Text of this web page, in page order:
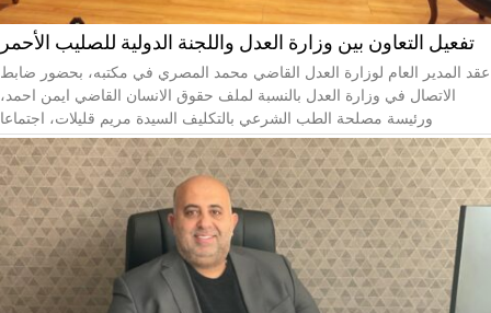
تفعيل التعاون بين وزارة العدل واللجنة الدولية للصليب الأحمر
عقد المدير العام لوزارة العدل القاضي محمد المصري في مكتبه، بحضور ضابط
الاتصال في وزارة العدل بالنسبة لملف حقوق الانسان القاضي ايمن احمد،
ورئيسة مصلحة الطب الشرعي بالتكليف السيدة مريم قليلات، اجتماعا